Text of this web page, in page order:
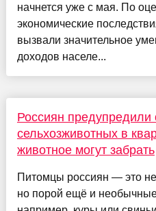
начнется уже с мая. По
экономические
вызвали значительное
доходов населе...
Россиян
сельхозживотных в
животное могут забрать
Питомцы россиян — это
но порой ещё и